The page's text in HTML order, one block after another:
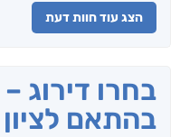
הצג עוד חוות דעת
בחרו דירוג
בהתאם